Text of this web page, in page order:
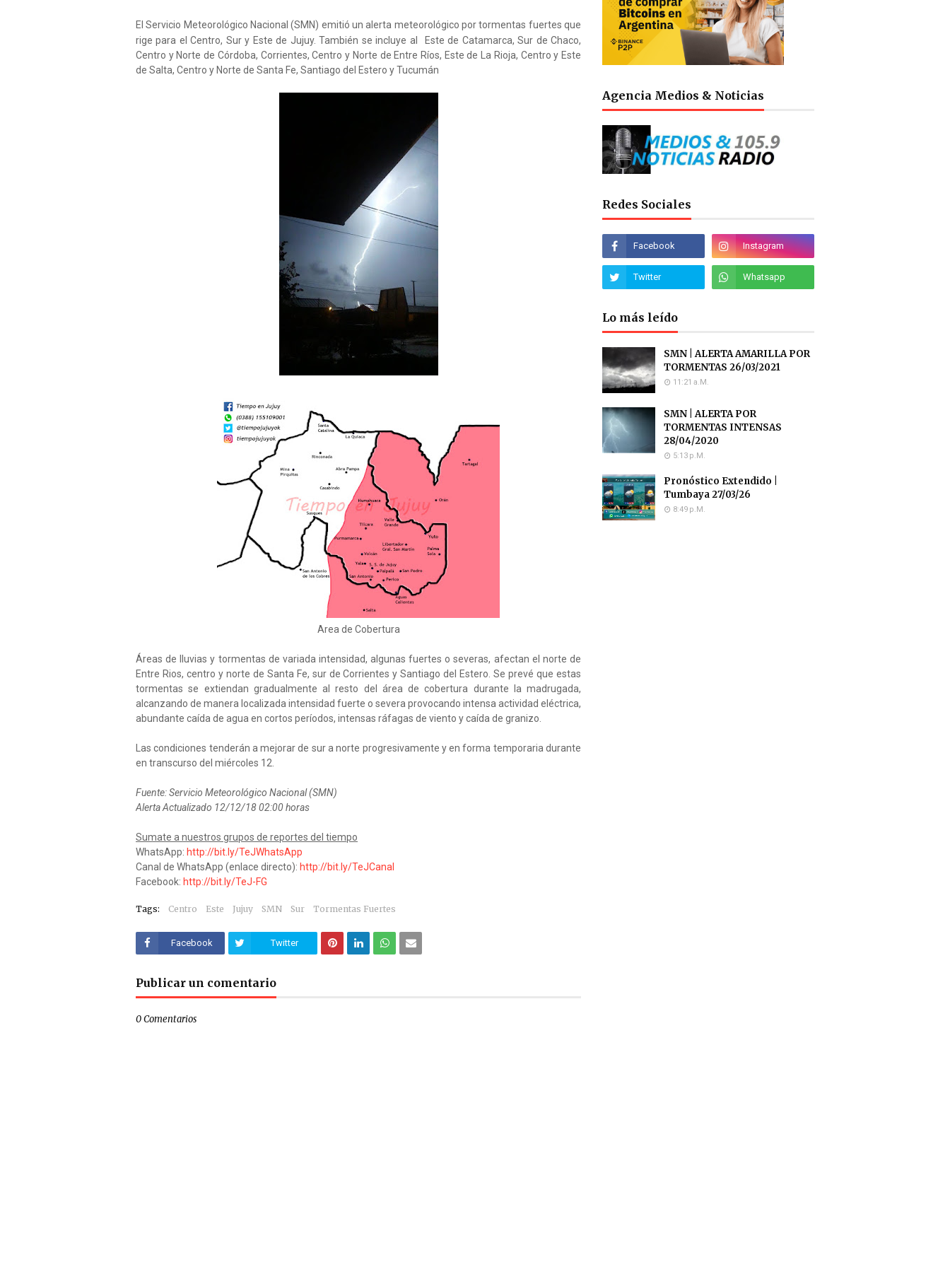
El Servicio Meteorológico Nacional (SMN) emitió un alerta meteorológico por tormentas fuertes que
rige para el Centro, Sur y Este de Jujuy. También se incluye al
Este de Catamarca, Sur de Chaco,
Centro y Norte de Córdoba, Corrientes, Centro y Norte de Entre Ríos, Este de La Rioja, Centro y Este
de Salta, Centro y Norte de Santa Fe, Santiago del Estero y Tucumán
Area de Cobertura
Áreas de lluvias y tormentas de variada intensidad, algunas fuertes o severas, afectan el norte de
Entre Rios, centro y norte de Santa Fe, sur de Corrientes y Santiago del Estero. Se prevé que estas
tormentas se extiendan gradualmente al resto del área de cobertura durante la madrugada,
alcanzando de manera localizada intensidad fuerte o severa provocando intensa actividad eléctrica,
abundante caída de agua en cortos períodos, intensas ráfagas de viento y caída de granizo.
Las condiciones tenderán a mejorar de sur a norte progresivamente y en forma temporaria durante
en transcurso del miércoles 12.
Fuente: Servicio Meteorológico Nacional (SMN)
Alerta Actualizado 12/12/18 02:00 horas
Sumate a nuestros grupos de reportes del tiempo
WhatsApp: http://bit.ly/TeJWhatsApp
Canal de WhatsApp (enlace directo): http://bit.ly/TeJCanal
Facebook: http://bit.ly/TeJ-FG
Tags: Centro Este Jujuy SMN Sur Tormentas Fuertes
Facebook Twitter
Publicar un comentario
0 Comentarios
Agencia Medios & Noticias
Redes Sociales
Lo más leído
SMN | ALERTA AMARILLA POR
TORMENTAS 26/03/2021
11:21 A.m.
SMN | ALERTA POR
TORMENTAS INTENSAS
28/04/2020
5:13 P.m.
Pronóstico Extendido |
Tumbaya 27/03/26
8:49 P.m.